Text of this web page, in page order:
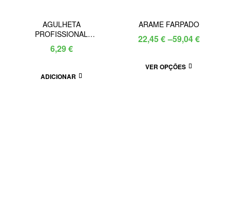
AGULHETA
PROFISSIONAL
623050
6,29€
ADICIONAR
ARAME FARPADO
22,45€ –59,04€
VER OPÇÕES